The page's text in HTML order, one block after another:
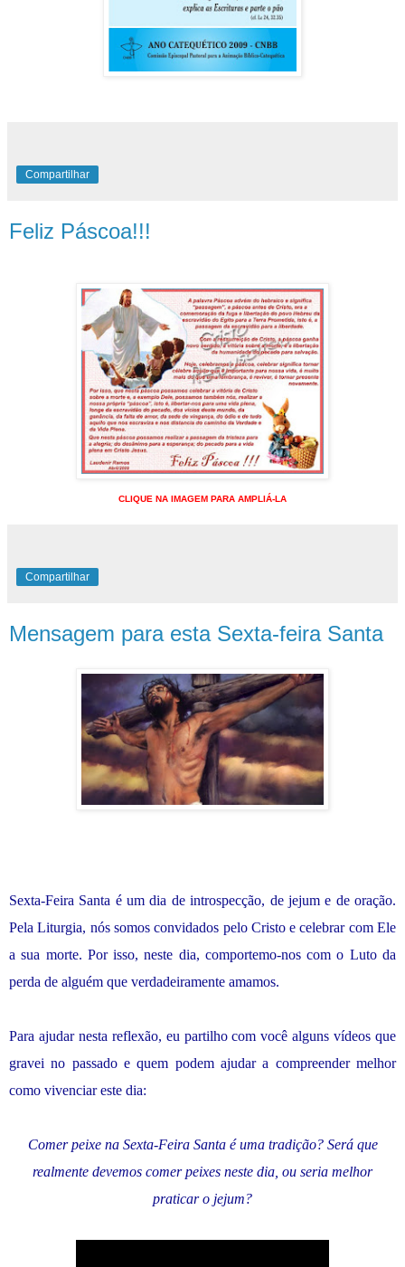
Compartilhar
Feliz Páscoa!!!
CLIQUE NA IMAGEM PARA AMPLIÁ-LA
Compartilhar
Mensagem para esta Sexta-feira Santa
Sexta-Feira Santa é um dia de introspecção, de jejum e de oração.
Pela Liturgia, nós somos convidados pelo Cristo e celebrar com Ele
a sua morte. Por isso, neste dia, comportemo-nos com o Luto da
perda de alguém que verdadeiramente amamos.
Para ajudar nesta reflexão, eu partilho com você alguns vídeos que
gravei no passado e quem podem ajudar a compreender melhor
como vivenciar este dia:
Comer peixe na Sexta-Feira Santa é uma tradição? Será que
realmente devemos comer peixes neste dia, ou seria melhor
praticar o jejum?